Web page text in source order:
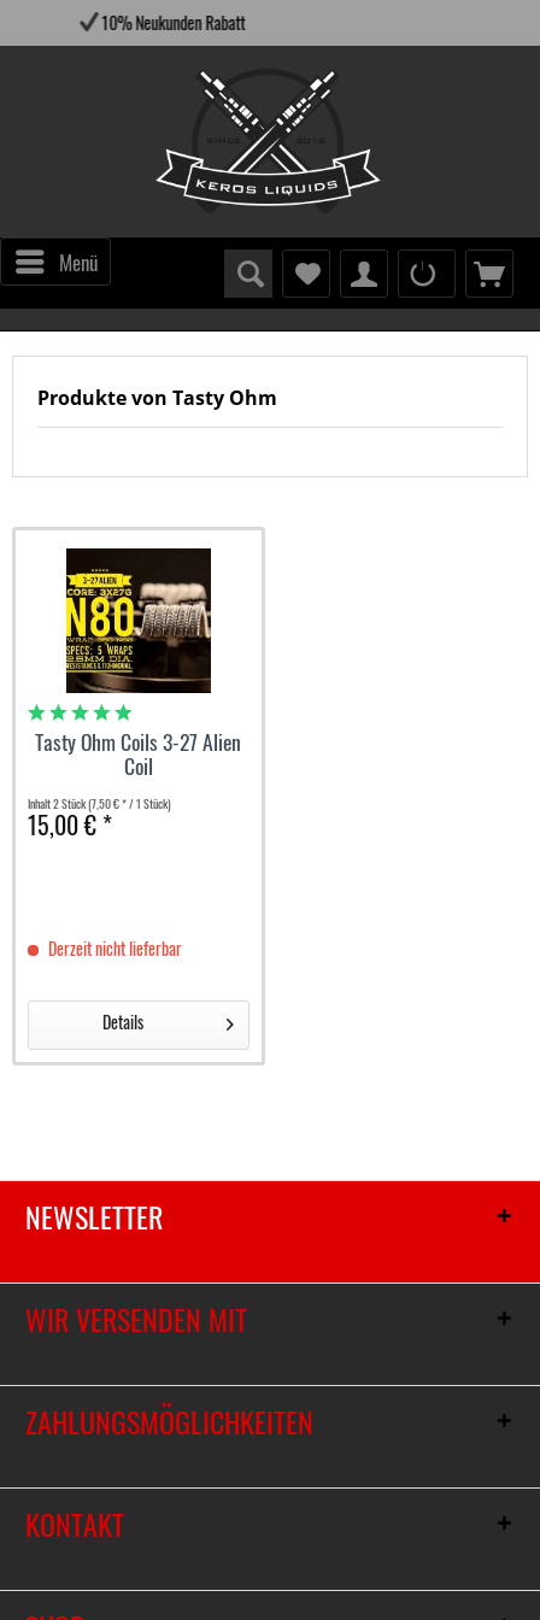
Rabatt
Menü
Produkte von Tasty Ohm
Tasty Ohm Coils 3-27 Alien
Coil
Inhalt2 Stück(7,50 € * / 1 Stück)
15,00 € *
Derzeit nicht lieferbar
Details
NEWSLETTER
WIR VERSENDEN MIT
ZAHLUNGSMÖGLICHKEITEN
KONTAKT